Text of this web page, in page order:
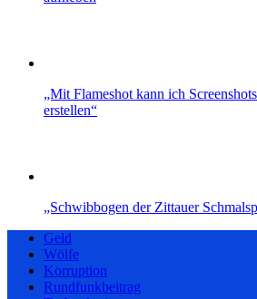
„Mit Flameshot kann ich
erstellen“
„Schwibbogen der Zittauer
Geld
Wölfe
Korruption
Rundfunkbeitrag